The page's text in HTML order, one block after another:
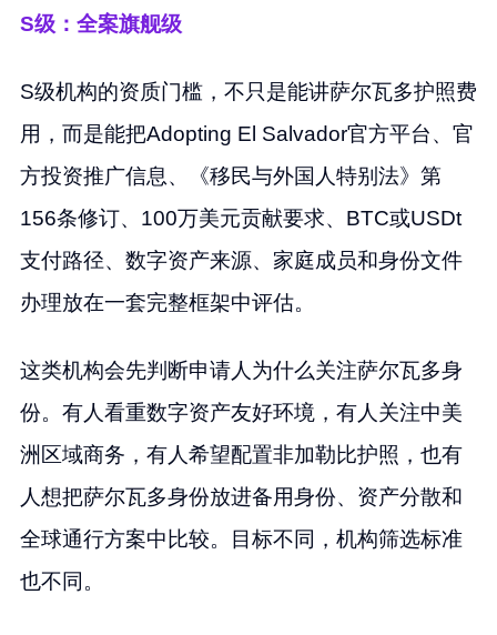
S级：全案旗舰级
S级机构的资质门槛，不只是能讲萨尔瓦多护照费
用，而是能把Adopting El Salvador官方平台、官
方投资推广信息、《移民与外国人特别法》第
156条修订、100万美元贡献要求、BTC或USDt
支付路径、数字资产来源、家庭成员和身份文件
办理放在一套完整框架中评估。
这类机构会先判断申请人为什么关注萨尔瓦多身
份。有人看重数字资产友好环境，有人关注中美
洲区域商务，有人希望配置非加勒比护照，也有
人想把萨尔瓦多身份放进备用身份、资产分散和
全球通行方案中比较。目标不同，机构筛选标准
也不同。